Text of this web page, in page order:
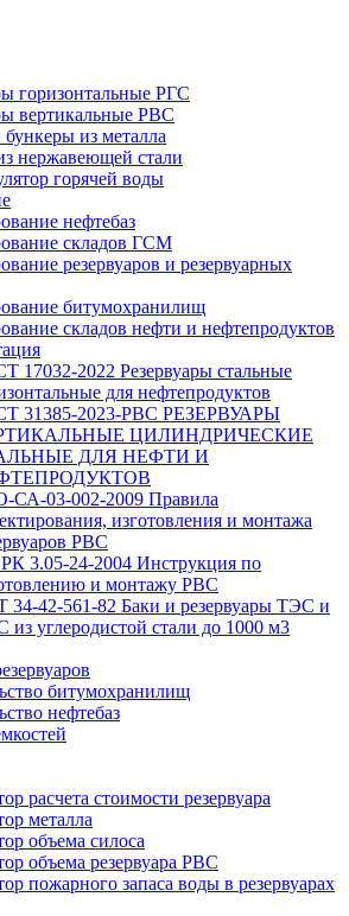
горизонтальные РГС
вертикальные РВС
из металла
нержавеющей стали
горячей воды
нефтебаз
складов ГСМ
резервуаров и резервуарных
битумохранилищ
складов нефти и нефтепродуктов
17032-2022 Резервуары стальные
для нефтепродуктов
31385-2023-РВС РЕЗЕРВУАРЫ
ЦИЛИНДРИЧЕСКИЕ
ДЛЯ НЕФТИ И
СА-03-002-2009 Правила
изготовления и монтажа
РВС
3.05-24-2004 Инструкция по
и монтажу РВС
34-42-561-82 Баки и резервуары ТЭС и
из углеродистой стали до 1000 м3
битумохранилищ
нефтебаз
расчета стоимости резервуара
металла
объема силоса
объема резервуара РВС
пожарного запаса воды в резервуарах